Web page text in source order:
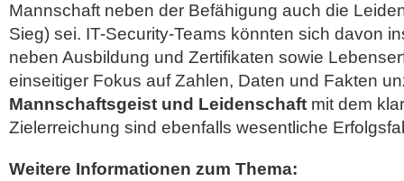
Mannschaft neben der Befähigung auch die
Sieg) sei. IT-Security-Teams könnten sich davon
neben Ausbildung und Zertifikaten sowie
einseitiger Fokus auf Zahlen, Daten und Fakten
Mannschaftsgeist und Leidenschaft mit dem
Zielerreichung sind ebenfalls wesentliche
Weitere Informationen zum Thema: